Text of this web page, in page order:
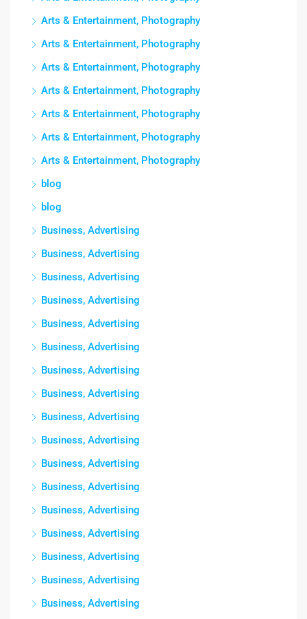
Arts & Entertainment, Photography
Arts & Entertainment, Photography
Arts & Entertainment, Photography
Arts & Entertainment, Photography
Arts & Entertainment, Photography
Arts & Entertainment, Photography
Arts & Entertainment, Photography
blog
blog
Business, Advertising
Business, Advertising
Business, Advertising
Business, Advertising
Business, Advertising
Business, Advertising
Business, Advertising
Business, Advertising
Business, Advertising
Business, Advertising
Business, Advertising
Business, Advertising
Business, Advertising
Business, Advertising
Business, Advertising
Business, Advertising
Business, Advertising